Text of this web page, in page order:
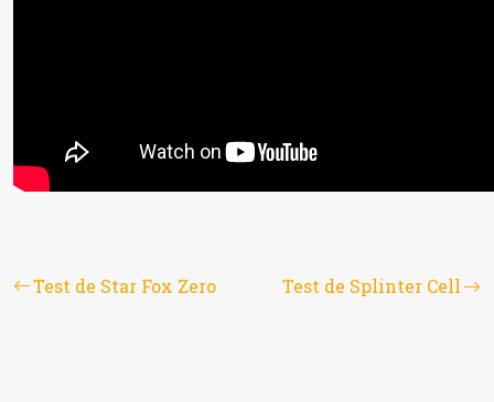
Test de Star Fox Zero Test de Splinter Cell